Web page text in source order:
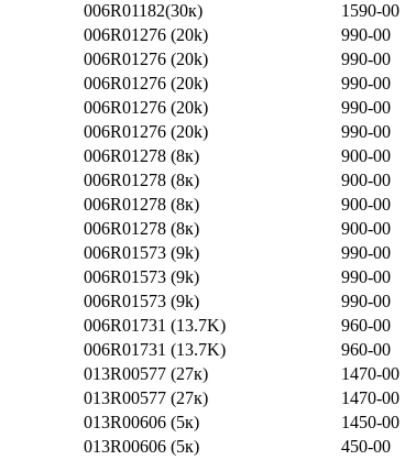
006R01182(30к) 1590-00
006R01276 (20k) 990-00
006R01276 (20k) 990-00
006R01276 (20k) 990-00
006R01276 (20k) 990-00
006R01276 (20k) 990-00
006R01278 (8к) 900-00
006R01278 (8к) 900-00
006R01278 (8к) 900-00
006R01278 (8к) 900-00
006R01573 (9k) 990-00
006R01573 (9k) 990-00
006R01573 (9k) 990-00
006R01731 (13.7K) 960-00
006R01731 (13.7K) 960-00
013R00577 (27к) 1470-00
013R00577 (27к) 1470-00
013R00606 (5к) 1450-00
013R00606 (5к) 450-00